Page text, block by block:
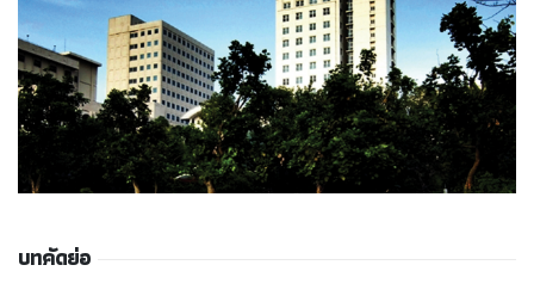
บทคัดย่อ